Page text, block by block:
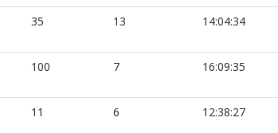
35 13 14:04:34
100 7 16:09:35
11 6 12:38:27